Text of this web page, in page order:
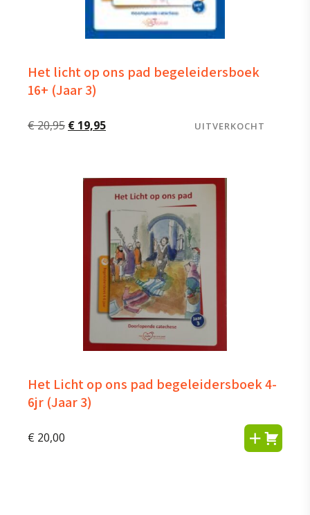
Het licht op ons pad begeleidersboek
16+ (Jaar 3)
€20,95 Oorspronkelijke
€ 20,95.
€ 19,95Huidige
€ 19,95.
UITVERKOCHT
Het Licht op ons pad begeleidersboek 4-
6jr (Jaar 3)
€ 20,00